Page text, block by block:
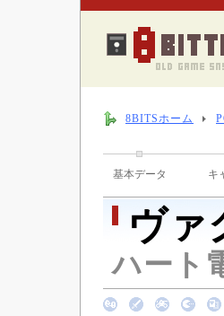
8BITSホーム
基本データ キ
ヴァ
ハート